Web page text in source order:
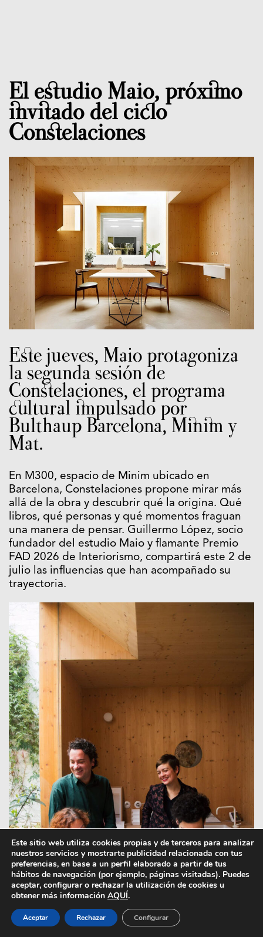
El estudio Maio, próximo
invitado del ciclo
Constelaciones
Este jueves, Maio protagoniza
la segunda sesión de
Constelaciones, el programa
cultural impulsado por
Bulthaup Barcelona, Minim y
Mat.
En M300, espacio de Minim ubicado en
Barcelona, Constelaciones propone mirar más
allá de la obra y descubrir qué la origina. Qué
libros, qué personas y qué momentos fraguan
una manera de pensar. Guillermo López, socio
fundador del estudio Maio y flamante Premio
FAD 2026 de Interiorismo, compartirá este 2 de
julio las influencias que han acompañado su
trayectoria.
Este sitio web utiliza cookies propias y de terceros para analizar
nuestros servicios y mostrarte publicidad relacionada con tus
preferencias, en base a un perfil elaborado a partir de tus
hábitos de navegación (por ejemplo, páginas visitadas). Puedes
aceptar, configurar o rechazar la utilización de cookies u
obtener más información AQUÍ.
Aceptar Rechazar Configurar